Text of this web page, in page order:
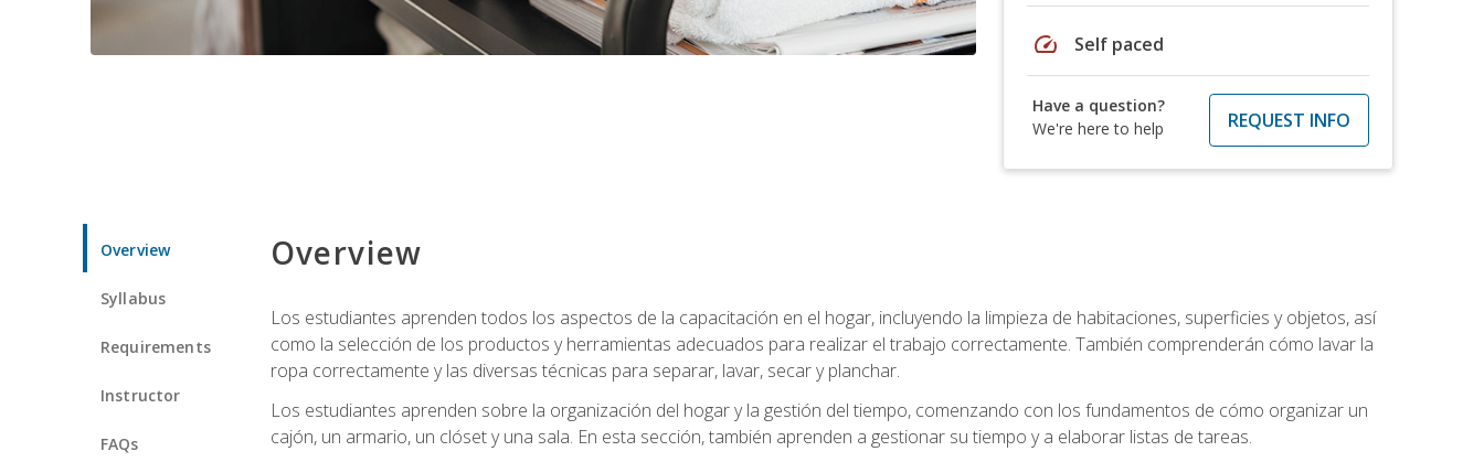
speed Self paced
Have a question?
We're here to help
REQUEST INFO
Overview
Syllabus
Requirements
Instructor
FAQs
Overview
Los estudiantes aprenden todos los aspectos de la capacitación en el hogar, incluyendo la limpieza de habitaciones, superficies y objetos, así
como la selección de los productos y herramientas adecuados para realizar el trabajo correctamente. También comprenderán cómo lavar la
ropa correctamente y las diversas técnicas para separar, lavar, secar y planchar.
Los estudiantes aprenden sobre la organización del hogar y la gestión del tiempo, comenzando con los fundamentos de cómo organizar un
cajón, un armario, un clóset y una sala. En esta sección, también aprenden a gestionar su tiempo y a elaborar listas de tareas.